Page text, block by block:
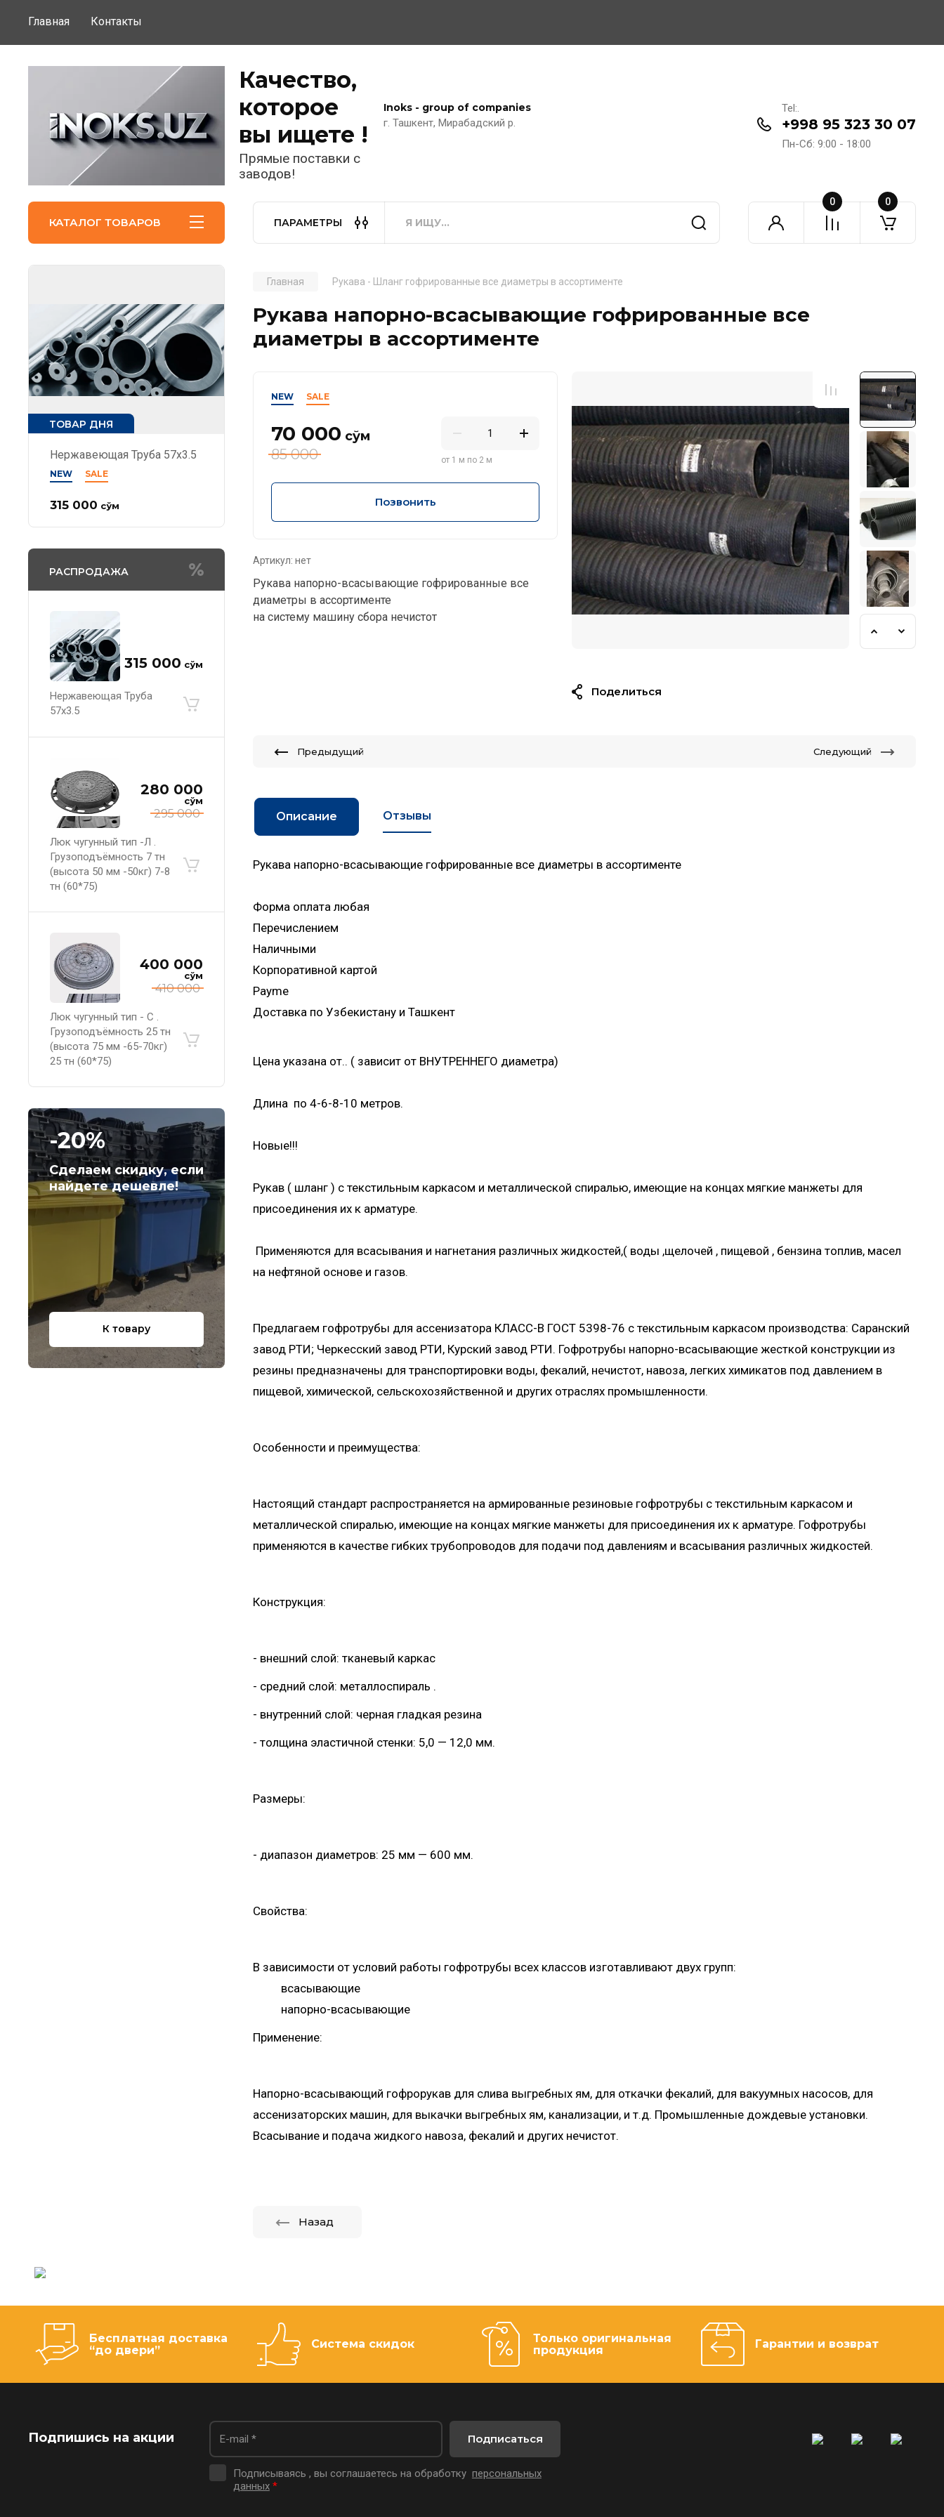
Главная Контакты
Качество,
которое
вы ищете !
Прямые поставки с
заводов!
Inoks - group of companies
г. Ташкент, Мирабадский р.
Tel:.
+998 95 323 30 07
Пн-Сб: 9:00 - 18:00
КАТАЛОГ ТОВАРОВ ПАРАМЕТРЫ
0 0
ТОВАР ДНЯ
Нержавеющая Труба 57х3.5
NEW SALE
315 000 сўм
РАСПРОДАЖА
315 000 сўм
Нержавеющая Труба
57х3.5
295 000
280 000
сўм
Люк чугунный тип -Л .
Грузоподъёмность 7 тн
(высота 50 мм -50кг) 7-8
тн (60*75)
410 000
400 000
сўм
Люк чугунный тип - С .
Грузоподъёмность 25 тн
(высота 75 мм -65-70кг)
25 тн (60*75)
-20%
Сделаем скидку, если
найдете дешевле!
К товару
Главная Рукава - Шланг гофрированные все диаметры в ассортименте
Рукава напорно-всасывающие гофрированные все
диаметры в ассортименте
NEW SALE
70 000 сўм
85 000 от 1 м по 2 м
Позвонить
Артикул: нет
Рукава напорно-всасывающие гофрированные все
диаметры в ассортименте
на систему машину сбора нечистот
Поделиться
Предыдущий Следующий
Описание Отзывы
Рукава напорно-всасывающие гофрированные все диаметры в ассортименте
Форма оплата любая
Перечислением
Наличными
Корпоративной картой
Payme
Доставка по Узбекистану и Ташкент
Цена указана от.. ( зависит от ВНУТРЕННЕГО диаметра)
Длина по 4-6-8-10 метров.
Новые!!!
Рукав ( шланг ) с текстильным каркасом и металлической спиралью, имеющие на концах мягкие манжеты для
присоединения их к арматуре.
Применяются для всасывания и нагнетания различных жидкостей,( воды ,щелочей , пищевой , бензина топлив, масел
на нефтяной основе и газов.
Предлагаем гофротрубы для ассенизатора КЛАСС-В ГОСТ 5398-76 с текстильным каркасом производства: Саранский
завод РТИ; Черкесский завод РТИ, Курский завод РТИ. Гофротрубы напорно-всасывающие жесткой конструкции из
резины предназначены для транспортировки воды, фекалий, нечистот, навоза, легких химикатов под давлением в
пищевой, химической, сельскохозяйственной и других отраслях промышленности.
Особенности и преимущества:
Настоящий стандарт распространяется на армированные резиновые гофротрубы с текстильным каркасом и
металлической спиралью, имеющие на концах мягкие манжеты для присоединения их к арматуре. Гофротрубы
применяются в качестве гибких трубопроводов для подачи под давлениям и всасывания различных жидкостей.
Конструкция:
- внешний слой: тканевый каркас
- средний слой: металлоспираль .
- внутренний слой: черная гладкая резина
- толщина эластичной стенки: 5,0 — 12,0 мм.
Размеры:
- диапазон диаметров: 25 мм — 600 мм.
Свойства:
В зависимости от условий работы гофротрубы всех классов изготавливают двух групп:
всасывающие
напорно-всасывающие
Применение:
Напорно-всасывающий гофрорукав для слива выгребных ям, для откачки фекалий, для вакуумных насосов, для
ассенизаторских машин, для выкачки выгребных ям, канализации, и т.д. Промышленные дождевые установки.
Всасывание и подача жидкого навоза, фекалий и других нечистот.
Назад
Бесплатная доставка
“до двери”
Система скидок
Только оригинальная
продукция
Гарантии и возврат
Подпишись на акции
Подписываясь , вы соглашаетесь на обработку персональных
данных *
Подписаться